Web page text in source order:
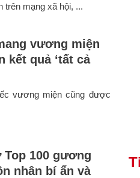
trên mạng xã hội, ...
vương miện
kết quả ‘tất cả
vương miện cũng được
100 gương
nhân bí ẩn và